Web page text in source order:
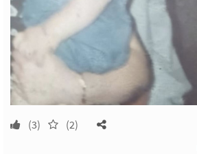
(3) (2)